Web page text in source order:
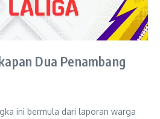
Dua Penambang
ini bermula dari laporan warga